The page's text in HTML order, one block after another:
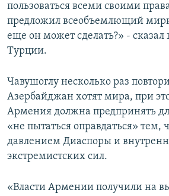
пользоваться всеми своими
предложил всеобъемлющий
еще он может сделать?» -
Турции.
Чавушоглу несколько раз
Азербайджан хотят мира, при
Армения должна предпринять
«не пытаться оправдаться» тем,
давлением Диаспоры и
экстремистских сил.
«Власти Армении получили на